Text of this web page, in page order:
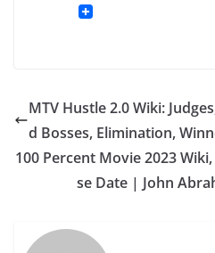
MTV Hustle 2.0 Wiki:
d Bosses, Elimination,
100 Percent Movie 2023
se Date | John